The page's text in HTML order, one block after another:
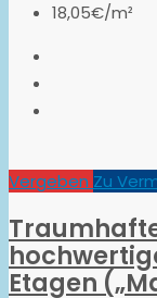
18,05€/m²
Vergeben Zu
Etagen